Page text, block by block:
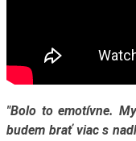
"Bolo to emotívne.
budem brať viac s